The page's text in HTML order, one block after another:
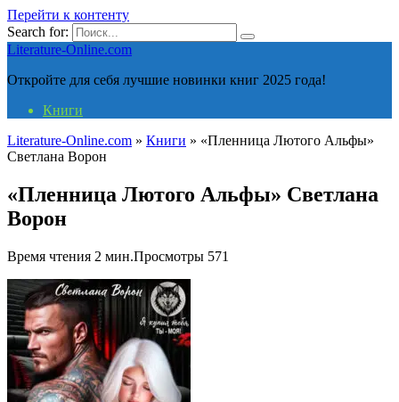
Перейти к контенту
Search for:
Literature-Online.com
Откройте для себя лучшие новинки книг 2025 года!
Книги
Literature-Online.com » Книги » «Пленница Лютого Альфы»
Светлана Ворон
«Пленница Лютого Альфы» Светлана
Ворон
Время чтения 2 мин.Просмотры 571